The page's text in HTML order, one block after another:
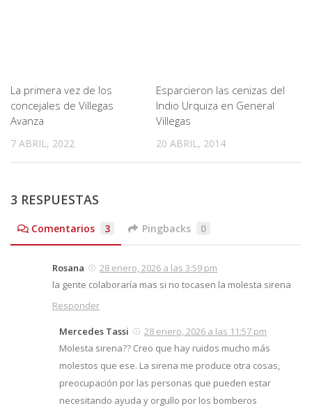
La primera vez de los
concejales de Villegas
Avanza
7 ABRIL, 2022
Esparcieron las cenizas del
Indio Urquiza en General
Villegas
20 ABRIL, 2014
3 RESPUESTAS
Comentarios 3 Pingbacks 0
Rosana
28 enero, 2026 a las 3:59 pm
la gente colaboraría mas si no tocasen la molesta sirena
Responder
Mercedes Tassi
28 enero, 2026 a las 11:57 pm
Molesta sirena?? Creo que hay ruidos mucho más
molestos que ese. La sirena me produce otra cosas,
preocupación por las personas que pueden estar
necesitando ayuda y orgullo por los bomberos